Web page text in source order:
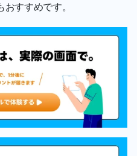
すすめです。